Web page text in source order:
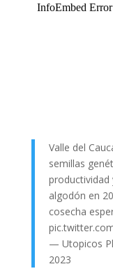
Valle del
semillas
productividad
algodón en
cosecha
— Utopicos
2023